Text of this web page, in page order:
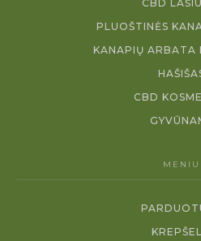
CBD
PLUOŠTINĖS
KANAPIŲ ARBATA
CBD
MENIU